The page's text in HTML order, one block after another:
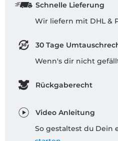
Schnelle Lieferung
Wir liefern mit DHL &
30 Tage
Wenn's dir nicht
Rückgaberecht
Video Anleitung
So gestaltest du Dein